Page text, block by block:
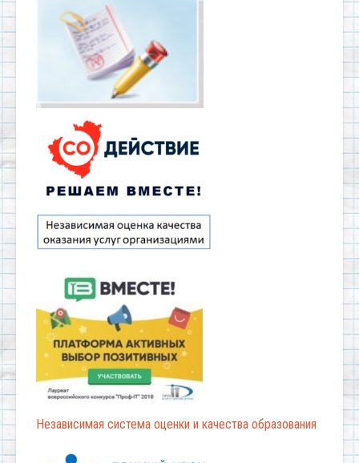
Независимая система оценки и качества образования